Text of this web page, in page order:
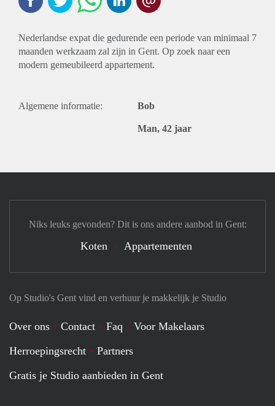
Nederlandse expat die gedurende een periode van minimaal 7
maanden werkzaam zal zijn in Gent. Op zoek naar een
modern gemeubileerd appartement.
Algemene informatie: Bob
Man, 42 jaar
Op Studio's Gent vind en verhuur je makkelijk je Studio
Over ons Contact Faq
Voor Makelaars
Herroepingsrecht
Partners
Gratis je Studio aanbieden in Gent
Niks leuks gevonden? Dit is ons andere aanbod in Gent:
Koten Appartementen